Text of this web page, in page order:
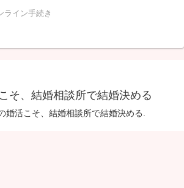
ライン手続き
そ、結婚相談所で結婚決める
婚活こそ、結婚相談所で結婚決める.